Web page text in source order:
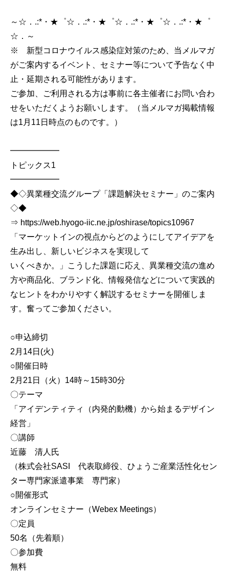
～☆．.:*・★゜☆．.:*・★゜☆．.:*・★゜☆．.:*・★゜
☆．～
※ 新型コロナウイルス感染症対策のため、当メルマガ
がご案内するイベント、セミナー等について予告なく中
止・延期される可能性があります。
ご参加、ご利用される方は事前に各主催者にお問い合わ
せをいただくようお願いします。（当メルマガ掲載情報
は1月11日時点のものです。）
━━━━━━
トピックス1
━━━━━━
◆◇異業種交流グループ「課題解決セミナー」のご案内
◇◆
⇒ https://web.hyogo-iic.ne.jp/oshirase/topics10967
「マーケットインの視点からどのようにしてアイデアを
生み出し、新しいビジネスを実現して
いくべきか。」こうした課題に応え、異業種交流の進め
方や商品化、ブランド化、情報発信などについて実践的
なヒントをわかりやすく解説するセミナーを開催しま
す。奮ってご参加ください。
○申込締切
2月14日(火)
○開催日時
2月21日（火）14時～15時30分
〇テーマ
「アイデンティティ（内発的動機）から始まるデザイン
経営」
〇講師
近藤 清人氏
（株式会社SASI 代表取締役、ひょうご産業活性化セン
ター専門家派遣事業 専門家）
○開催形式
オンラインセミナー（Webex Meetings）
〇定員
50名（先着順）
〇参加費
無料